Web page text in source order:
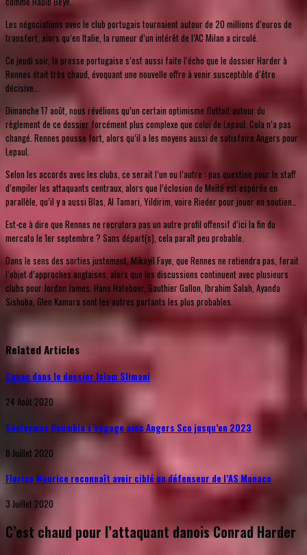
Les négociations avec le club portugais tournaient autour de 20 millions d’euros de
transfert, alors qu’en Italie, la rumeur d’un intérêt de l’AC Milan a circulé.
Ce jeudi soir, la presse portugaise s’est aussi faite l’écho que le dossier Harder à
Rennes était très chaud, évoquant une nouvelle offre à venir susceptible d’être
décisive...
Dimanche 17 août, nous révélions qu’un certain optimisme flottait autour du
règlement de ce dossier forcément plus complexe que celui de Lepaul. Cela n’a pas
changé. Rennes pousse fort, alors qu’il a les moyens aussi de satisfaire Angers pour
Lepaul.
Selon les accords avec les clubs, ce serait l’un ou l’autre : pas question pour le staff
d’empiler les attaquants centraux, alors que l’éclosion de Meïté est espérée en
parallèle, qu’il y a aussi Blas, Al Tamari, Yildirim, voire Rieder pour jouer en soutien…
Est-ce à dire que Rennes ne recrutera pas un autre profil offensif d’ici la fin du
mercato le 1er septembre ? Sans départ(s), cela paraît peu probable.
Dans le sens des sorties justement, Mikayil Faye, que Rennes ne retiendra pas, ferait
l’objet d’approches anglaises, alors que les discussions continuent avec plusieurs
clubs pour Jordan James. Hans Hateboer, Gauthier Gallon, Ibrahim Salah, Ayanda
Sishuba, Glen Kamara sont les autres partants les plus probables.
Related Articles
Couac dans le dossier Islam Slimani
24 Août 2020
Souleyman Doumbia s’engage avec Angers Sco jusqu’en 2023
8 Juillet 2020
Florian Maurice reconnaît avoir ciblé un défenseur de l’AS Monaco
3 Juillet 2020
C’est chaud pour l’attaquant danois Conrad Harder